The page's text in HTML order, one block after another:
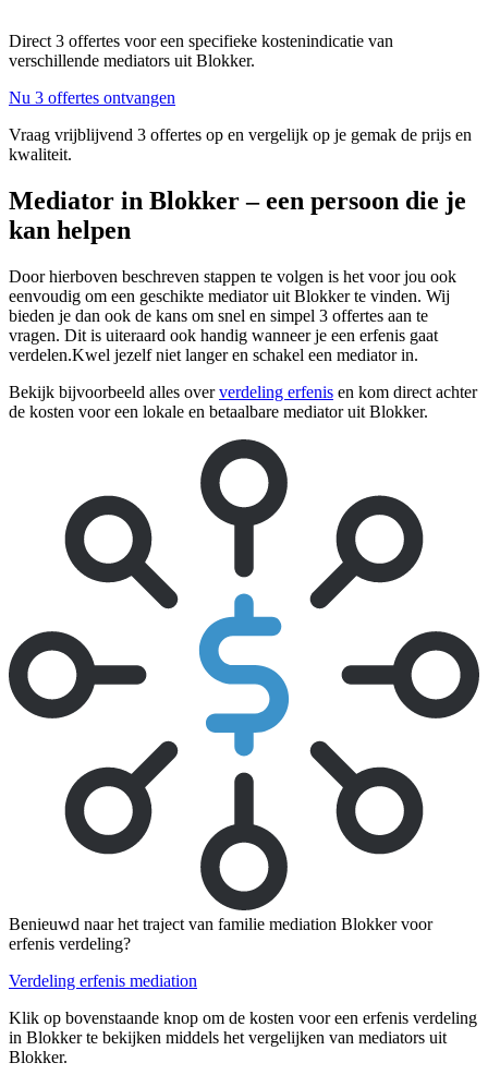
Direct 3 offertes voor een specifieke kostenindicatie van
verschillende mediators uit Blokker.
Nu 3 offertes ontvangen
Vraag vrijblijvend 3 offertes op en vergelijk op je gemak de prijs en
kwaliteit.
Mediator in Blokker – een persoon die je
kan helpen
Door hierboven beschreven stappen te volgen is het voor jou ook
eenvoudig om een geschikte mediator uit Blokker te vinden. Wij
bieden je dan ook de kans om snel en simpel 3 offertes aan te
vragen. Dit is uiteraard ook handig wanneer je een erfenis gaat
verdelen.Kwel jezelf niet langer en schakel een mediator in.
Bekijk bijvoorbeeld alles oververdeling erfenis en kom direct achter
de kosten voor een lokale en betaalbare mediator uit Blokker.
Benieuwd naar het traject van familie mediation Blokker voor
erfenis verdeling?
Verdeling erfenis mediation
Klik op bovenstaande knop om de kosten voor een erfenis verdeling
in Blokker te bekijken middels het vergelijken van mediators uit
Blokker.